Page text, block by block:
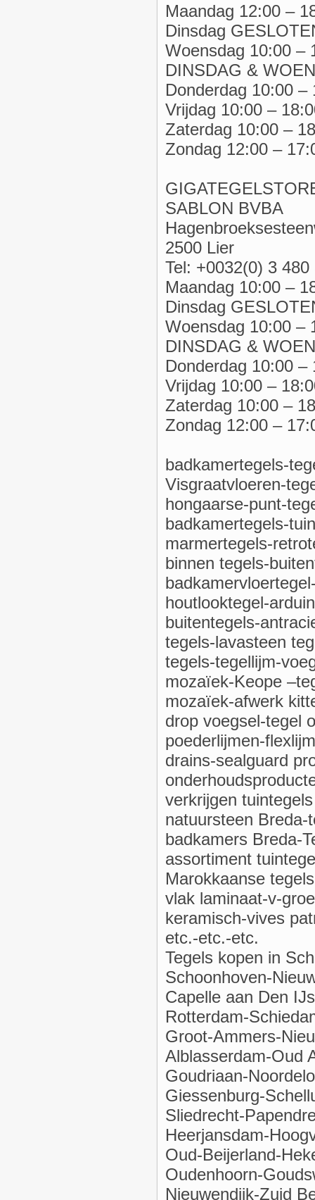
Maandag 12:00 –
Dinsdag
Woensdag 10:00 –
DINSDAG &
Donderdag 10:00 –
Vrijdag 10:00 –
Zaterdag 10:00 –
Zondag 12:00 –
SABLON BVBA
2500 Lier
Tel: +0032(0) 3 480
Maandag 10:00 –
Dinsdag
Woensdag 10:00 –
DINSDAG &
Donderdag 10:00 –
Vrijdag 10:00 –
Zaterdag 10:00 –
Zondag 12:00 –
badkamertegels-
Visgraatvloeren-
hongaarse-punt-
badkamertegels-
marmertegels-
binnen tegels-
houtlooktegel-
buitentegels-
tegels-lavasteen
tegels-tegellijm-
mozaïek-Keope
mozaïek-afwerk
drop voegsel-tegel
poederlijmen-
drains-sealguard
verkrijgen
natuursteen
badkamers Breda-
assortiment
Marokkaanse
vlak laminaat-v-
keramisch-vives
etc.-etc.-etc.
Tegels kopen in
Schoonhoven-
Capelle aan Den
Rotterdam-
Groot-Ammers-
Alblasserdam-Oud
Goudriaan-
Giessenburg-
Sliedrecht-
Heerjansdam-
Oud-Beijerland-
Oudenhoorn-
Nieuwendijk-Zuid